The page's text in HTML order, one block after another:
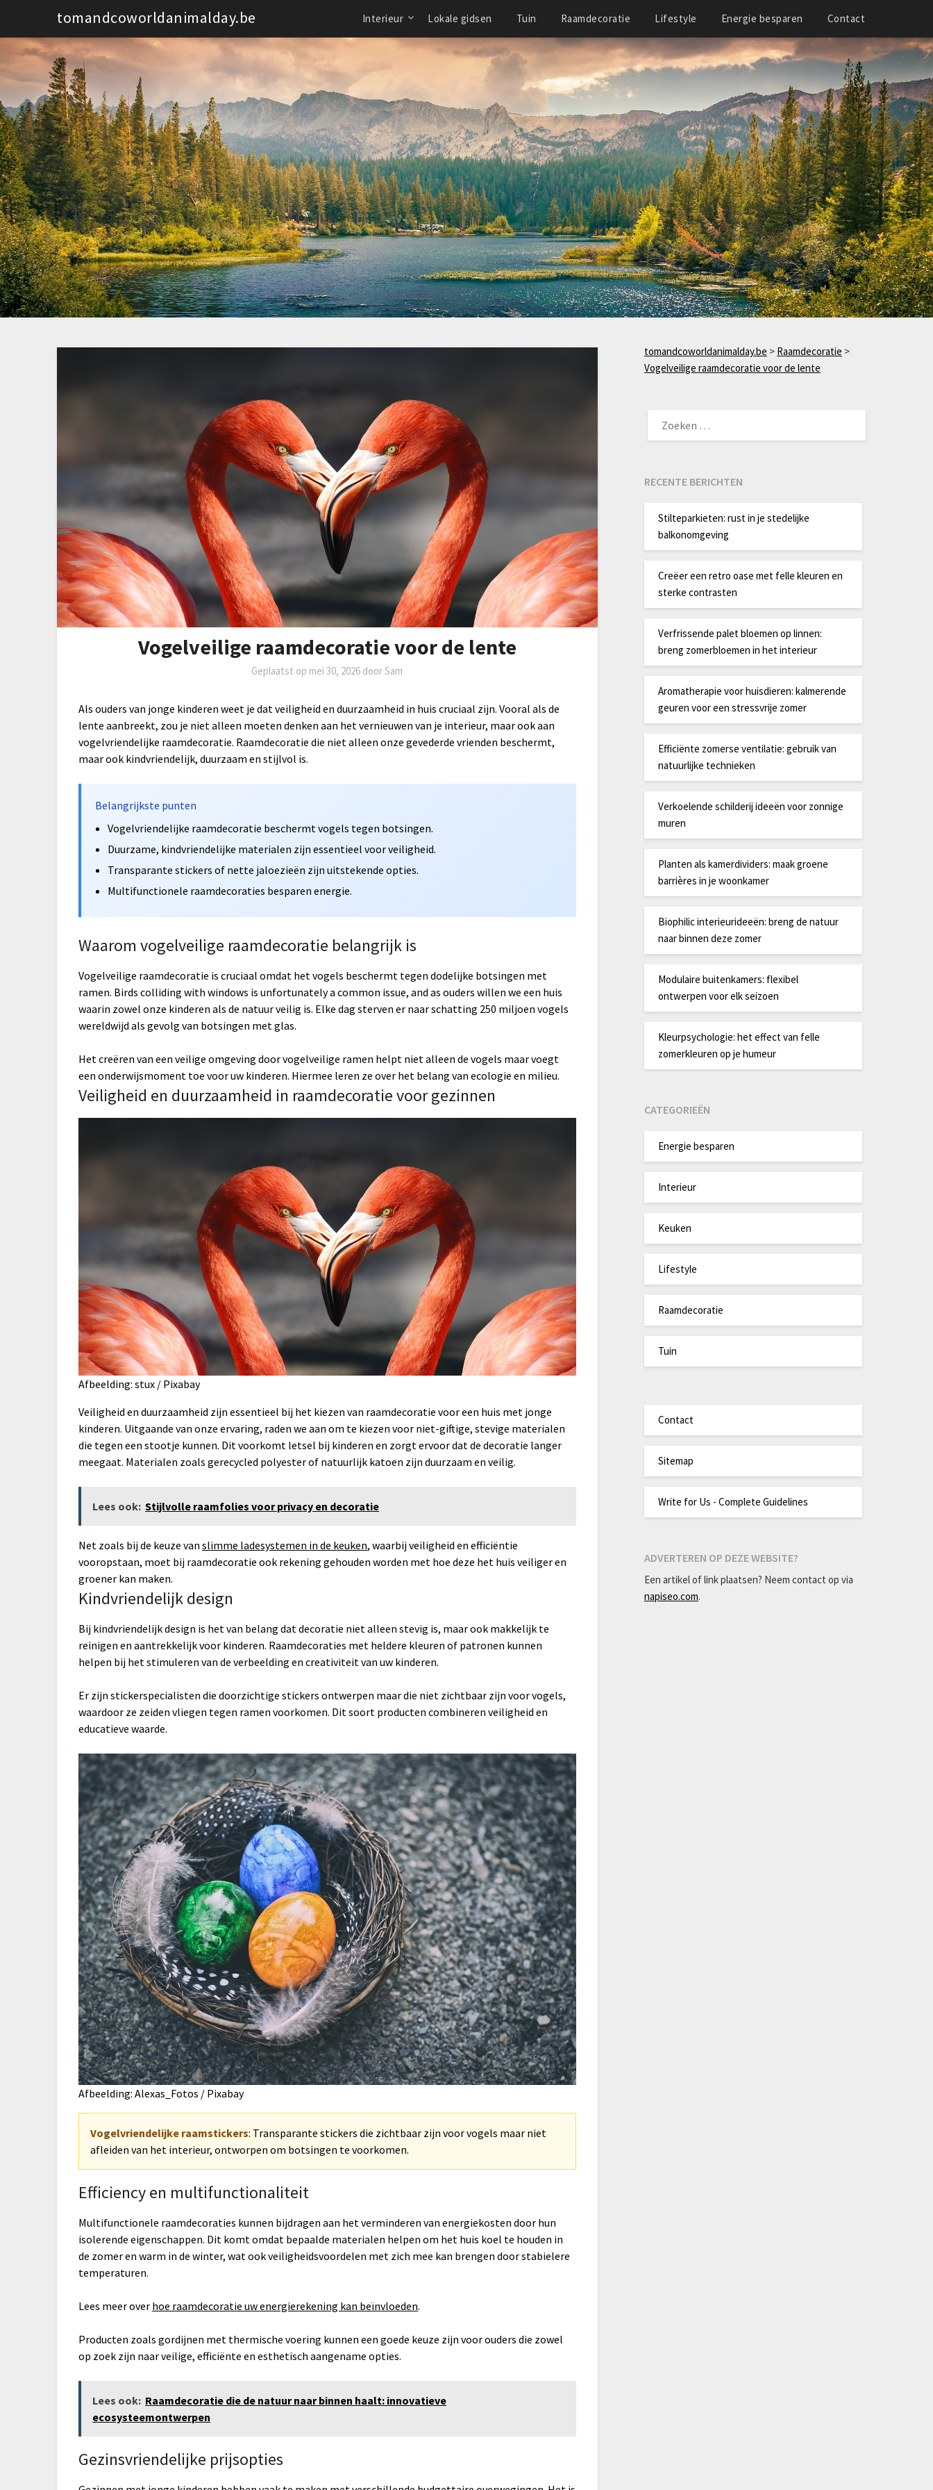
inhoud
tomandcoworldanimalday.be Interieur Lokale gidsen Tuin Raamdecoratie Lifestyle Energie besparen Contact
Vogelveilige raamdecoratie voor de lente
Geplaatst op mei 30, 2026 doorSam
Als ouders van jonge kinderen weet je dat veiligheid en duurzaamheid in huis cruciaal zijn. Vooral als de
lente aanbreekt, zou je niet alleen moeten denken aan het vernieuwen van je interieur, maar ook aan
vogelvriendelijke raamdecoratie. Raamdecoratie die niet alleen onze gevederde vrienden beschermt,
maar ook kindvriendelijk, duurzaam en stijlvol is.
Belangrijkste punten
Vogelvriendelijke raamdecoratie beschermt vogels tegen botsingen.
Duurzame, kindvriendelijke materialen zijn essentieel voor veiligheid.
Transparante stickers of nette jaloezieën zijn uitstekende opties.
Multifunctionele raamdecoraties besparen energie.
Waarom vogelveilige raamdecoratie belangrijk is
Vogelveilige raamdecoratie is cruciaal omdat het vogels beschermt tegen dodelijke botsingen met
ramen. Birds colliding with windows is unfortunately a common issue, and as ouders willen we een huis
waarin zowel onze kinderen als de natuur veilig is. Elke dag sterven er naar schatting 250 miljoen vogels
wereldwijd als gevolg van botsingen met glas.
Het creëren van een veilige omgeving door vogelveilige ramen helpt niet alleen de vogels maar voegt
een onderwijsmoment toe voor uw kinderen. Hiermee leren ze over het belang van ecologie en milieu.
Veiligheid en duurzaamheid in raamdecoratie voor gezinnen
Afbeelding: stux / Pixabay
Veiligheid en duurzaamheid zijn essentieel bij het kiezen van raamdecoratie voor een huis met jonge
kinderen. Uitgaande van onze ervaring, raden we aan om te kiezen voor niet-giftige, stevige materialen
die tegen een stootje kunnen. Dit voorkomt letsel bij kinderen en zorgt ervoor dat de decoratie langer
meegaat. Materialen zoals gerecycled polyester of natuurlijk katoen zijn duurzaam en veilig.
Lees ook: Stijlvolle raamfolies voor privacy en decoratie
Net zoals bij de keuze vanslimme ladesystemen in de keuken, waarbij veiligheid en efficiëntie
vooropstaan, moet bij raamdecoratie ook rekening gehouden worden met hoe deze het huis veiliger en
groener kan maken.
Kindvriendelijk design
Bij kindvriendelijk design is het van belang dat decoratie niet alleen stevig is, maar ook makkelijk te
reinigen en aantrekkelijk voor kinderen. Raamdecoraties met heldere kleuren of patronen kunnen
helpen bij het stimuleren van de verbeelding en creativiteit van uw kinderen.
Er zijn stickerspecialisten die doorzichtige stickers ontwerpen maar die niet zichtbaar zijn voor vogels,
waardoor ze zeiden vliegen tegen ramen voorkomen. Dit soort producten combineren veiligheid en
educatieve waarde.
Afbeelding: Alexas_Fotos / Pixabay
Vogelvriendelijke raamstickers: Transparante stickers die zichtbaar zijn voor vogels maar niet
afleiden van het interieur, ontworpen om botsingen te voorkomen.
Efficiency en multifunctionaliteit
Multifunctionele raamdecoraties kunnen bijdragen aan het verminderen van energiekosten door hun
isolerende eigenschappen. Dit komt omdat bepaalde materialen helpen om het huis koel te houden in
de zomer en warm in de winter, wat ook veiligheidsvoordelen met zich mee kan brengen door stabielere
temperaturen.
Lees meer over hoe raamdecoratie uw energierekening kan beïnvloeden.
Producten zoals gordijnen met thermische voering kunnen een goede keuze zijn voor ouders die zowel
op zoek zijn naar veilige, efficiënte en esthetisch aangename opties.
Lees ook: Raamdecoratie die de natuur naar binnen haalt: innovatieve
ecosysteemontwerpen
Gezinsvriendelijke prijsopties
tomandcoworldanimalday.be > Raamdecoratie >
Vogelveilige raamdecoratie voor de lente
NAAR:
RECENTE BERICHTEN
Stilteparkieten: rust in je stedelijke
balkonomgeving
Creëer een retro oase met felle kleuren en
sterke contrasten
Verfrissende palet bloemen op linnen:
breng zomerbloemen in het interieur
Aromatherapie voor huisdieren: kalmerende
geuren voor een stressvrije zomer
Efficiënte zomerse ventilatie: gebruik van
natuurlijke technieken
Verkoelende schilderij ideeën voor zonnige
muren
Planten als kamerdividers: maak groene
barrières in je woonkamer
Biophilic interieurideeën: breng de natuur
naar binnen deze zomer
Modulaire buitenkamers: flexibel
ontwerpen voor elk seizoen
Kleurpsychologie: het effect van felle
zomerkleuren op je humeur
CATEGORIEËN
Energie besparen
Interieur
Keuken
Lifestyle
Raamdecoratie
Tuin
Contact
Sitemap
Write for Us - Complete Guidelines
ADVERTEREN OP DEZE WEBSITE?
Een artikel of link plaatsen? Neem contact op via
napiseo.com.